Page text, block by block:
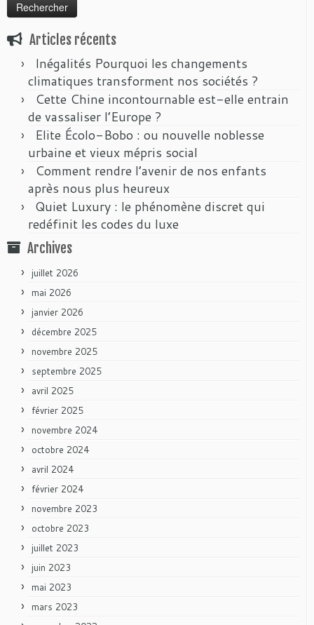
Articles récents
Inégalités Pourquoi les changements
climatiques transforment nos sociétés ?
Cette Chine incontournable est-elle entrain
de vassaliser l’Europe ?
Elite Écolo-Bobo : ou nouvelle noblesse
urbaine et vieux mépris social
Comment rendre l’avenir de nos enfants
après nous plus heureux
Quiet Luxury : le phénomène discret qui
redéfinit les codes du luxe
Archives
juillet 2026
mai 2026
janvier 2026
décembre 2025
novembre 2025
septembre 2025
avril 2025
février 2025
novembre 2024
octobre 2024
avril 2024
février 2024
novembre 2023
octobre 2023
juillet 2023
juin 2023
mai 2023
mars 2023